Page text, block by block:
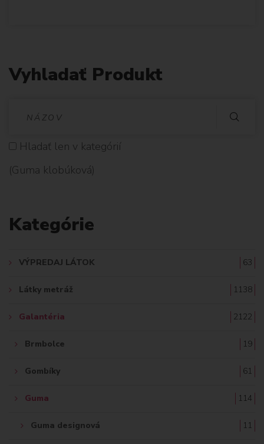
Vyhladať Produkt
D
Hladať len v kategórií
(Guma klobúková)
Kategórie
VÝPREDAJ LÁTOK 63
Látky metráž 1138
Galantéria 2122
Brmbolce 19
Gombíky 61
Guma 114
Guma designová 11